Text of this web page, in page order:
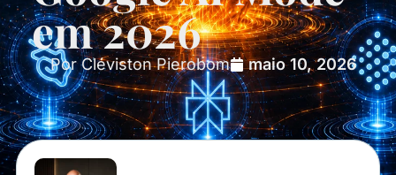
em 2026
Por Cléviston Pierobom maio 10, 2026